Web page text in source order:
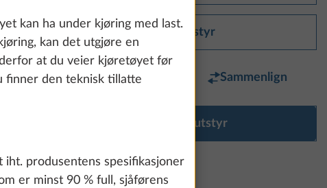
Standardutstyr
Favoritt Sammenlign
Konfigurer utstyr
kan ha under kjøring med last.
kan det utgjøre en
at du veier kjøretøyet før
finner den teknisk tillatte
produsentens spesifikasjoner
er minst 90 % full, sjåførens